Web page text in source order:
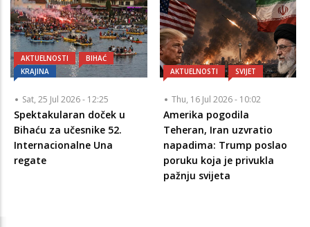
AKTUELNOSTI
BIHAĆ
KRAJINA
Sat, 25 Jul 2026 - 12:25
Spektakularan doček u
Bihaću za učesnike 52.
Internacionalne Una
regate
AKTUELNOSTI SVIJET
Thu, 16 Jul 2026 - 10:02
Amerika pogodila
Teheran, Iran uzvratio
napadima: Trump poslao
poruku koja je privukla
pažnju svijeta